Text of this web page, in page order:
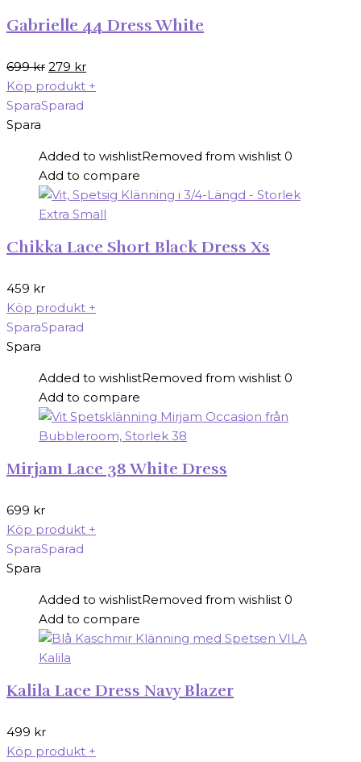
Gabrielle 44 Dress White
699kr Det
ursprungliga
priset
279 krDet
nuvarande
Köp produkt +
SparaSparad
Spara
Added to wishlistRemoved from wishlist 0
Add to compare
Chikka Lace Short Black Dress Xs
459 kr
Köp produkt +
SparaSparad
Spara
Added to wishlistRemoved from wishlist 0
Add to compare
Mirjam Lace 38 White Dress
699 kr
Köp produkt +
SparaSparad
Spara
Added to wishlistRemoved from wishlist 0
Add to compare
Kalila Lace Dress Navy Blazer
499 kr
Köp produkt +